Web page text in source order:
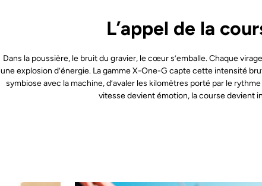
L’appel de la
Dans la poussière, le bruit du gravier, le cœur s’emballe. Chaque
une explosion d’énergie. La gamme X-One-G capte cette intensité
symbiose avec la machine, d’avaler les kilomètres porté par le
vitesse devient émotion, la course devient